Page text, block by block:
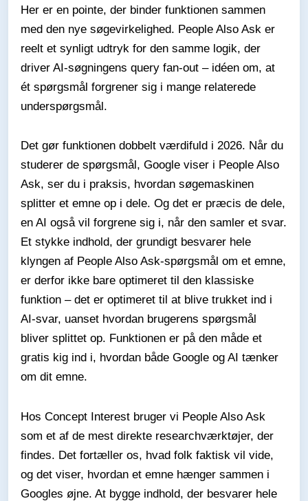
Her er en pointe, der binder funktionen sammen
med den nye søgevirkelighed. People Also Ask er
reelt et synligt udtryk for den samme logik, der
driver AI-søgningens query fan-out – idéen om, at
ét spørgsmål forgrener sig i mange relaterede
underspørgsmål.
Det gør funktionen dobbelt værdifuld i 2026. Når du
studerer de spørgsmål, Google viser i People Also
Ask, ser du i praksis, hvordan søgemaskinen
splitter et emne op i dele. Og det er præcis de dele,
en AI også vil forgrene sig i, når den samler et svar.
Et stykke indhold, der grundigt besvarer hele
klyngen af People Also Ask-spørgsmål om et emne,
er derfor ikke bare optimeret til den klassiske
funktion – det er optimeret til at blive trukket ind i
AI-svar, uanset hvordan brugerens spørgsmål
bliver splittet op. Funktionen er på den måde et
gratis kig ind i, hvordan både Google og AI tænker
om dit emne.
Hos Concept Interest bruger vi People Also Ask
som et af de mest direkte researchværktøjer, der
findes. Det fortæller os, hvad folk faktisk vil vide,
og det viser, hvordan et emne hænger sammen i
Googles øjne. At bygge indhold, der besvarer hele